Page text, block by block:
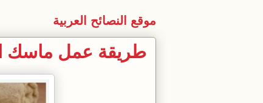
موقع النصائح العربية
طريقة عمل ماسك